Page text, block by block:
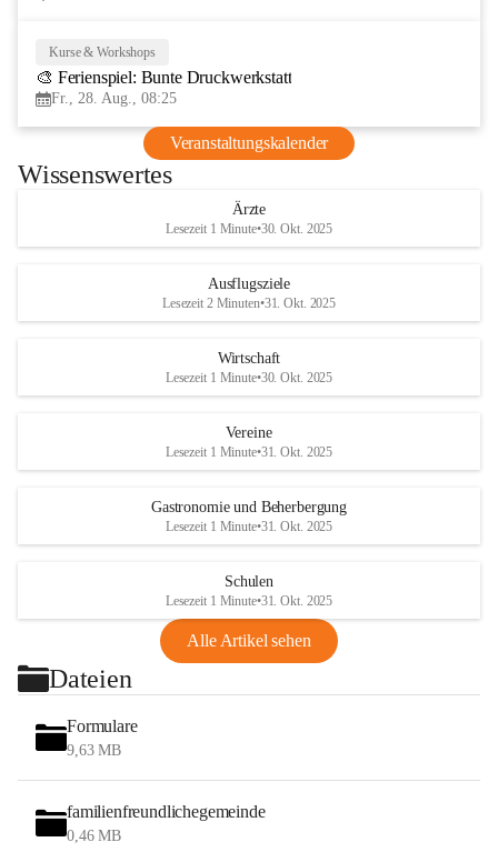
Kurse & Workshops
🎨 Ferienspiel: Bunte Druckwerkstatt
Fr., 28. Aug., 08:25
Veranstaltungskalender
Wissenswertes
Ärzte
Lesezeit 1 Minute•30. Okt. 2025
Ausflugsziele
Lesezeit 2 Minuten•31. Okt. 2025
Wirtschaft
Lesezeit 1 Minute•30. Okt. 2025
Vereine
Lesezeit 1 Minute•31. Okt. 2025
Gastronomie und Beherbergung
Lesezeit 1 Minute•31. Okt. 2025
Schulen
Lesezeit 1 Minute•31. Okt. 2025
Alle Artikel sehen
Dateien
Formulare
9,63 MB
familienfreundlichegemeinde
0,46 MB